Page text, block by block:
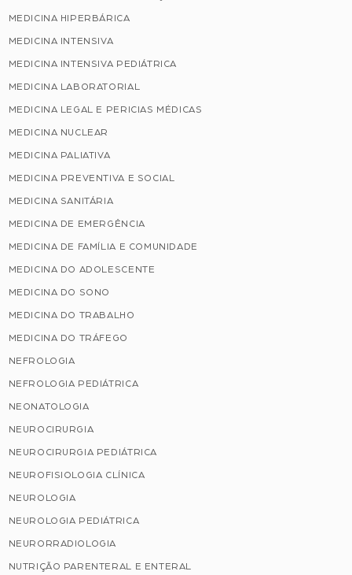
MEDICINA HIPERBÁRICA
MEDICINA INTENSIVA
MEDICINA INTENSIVA PEDIÁTRICA
MEDICINA LABORATORIAL
MEDICINA LEGAL E PERICIAS MÉDICAS
MEDICINA NUCLEAR
MEDICINA PALIATIVA
MEDICINA PREVENTIVA E SOCIAL
MEDICINA SANITÁRIA
MEDICINA DE EMERGÊNCIA
MEDICINA DE FAMÍLIA E COMUNIDADE
MEDICINA DO ADOLESCENTE
MEDICINA DO SONO
MEDICINA DO TRABALHO
MEDICINA DO TRÁFEGO
NEFROLOGIA
NEFROLOGIA PEDIÁTRICA
NEONATOLOGIA
NEUROCIRURGIA
NEUROCIRURGIA PEDIÁTRICA
NEUROFISIOLOGIA CLÍNICA
NEUROLOGIA
NEUROLOGIA PEDIÁTRICA
NEURORRADIOLOGIA
NUTRIÇÃO PARENTERAL E ENTERAL